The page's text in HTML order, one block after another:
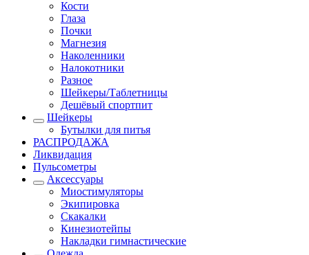
Кости
Глаза
Почки
Магнезия
Наколенники
Налокотники
Разное
Шейкеры/Таблетницы
Дешёвый спортпит
Шейкеры
Бутылки для питья
РАСПРОДАЖА
Ликвидация
Пульсометры
Аксессуары
Миостимуляторы
Экипировка
Скакалки
Кинезиотейпы
Накладки гимнастические